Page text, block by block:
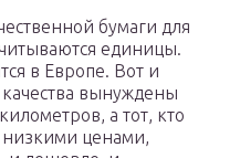
бумаги для
единицы.
в Европе. Вот и
качества вынуждены
а тот, кто
низкими ценами,